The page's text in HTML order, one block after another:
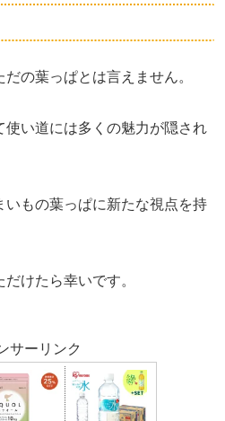
の葉っぱとは言えません。
使い道には多くの魅力が隠され
いもの葉っぱに新たな視点を持
けたら幸いです。
サーリンク